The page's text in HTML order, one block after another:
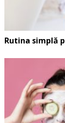
Rutina simplă